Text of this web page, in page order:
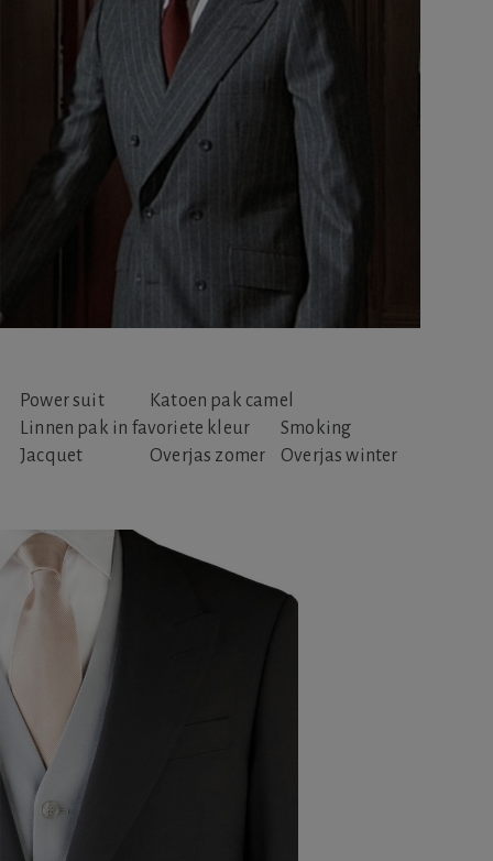
Power suit
Katoen pak camel
Linnen pak in favoriete kleur
Smoking
Jacquet
Overjas zomer Overjas winter